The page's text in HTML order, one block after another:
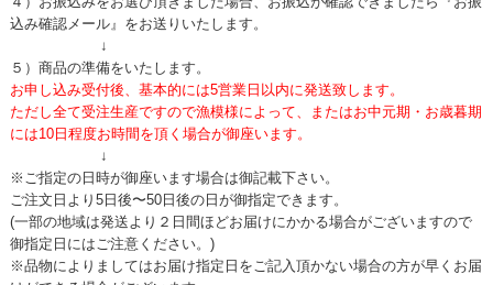
込み確認メール』をお送りいたします。
↓
５）商品の準備をいたします。
お申し込み受付後、基本的には5営業日以内に発送致します。
ただし全て受注生産ですので漁模様によって、またはお中元期・お歳暮期
には10日程度お時間を頂く場合が御座います。
↓
※ご指定の日時が御座います場合は御記載下さい。
ご注文日より5日後〜50日後の日が御指定できます。
(一部の地域は発送より２日間ほどお届けにかかる場合がございますので
御指定日にはご注意ください。)
※品物によりましてはお届け指定日をご記入頂かない場合の方が早くお届